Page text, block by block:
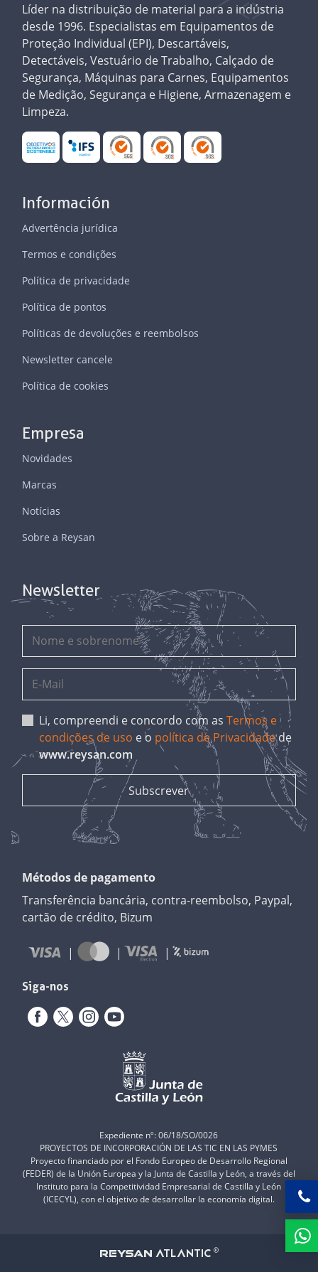
Líder na distribuição de material para a indústria
desde 1996. Especialistas em Equipamentos de
Proteção Individual (EPI), Descartáveis,
Detectáveis, Vestuário de Trabalho, Calçado de
Segurança, Máquinas para Carnes, Equipamentos
de Medição, Segurança e Higiene, Armazenagem e
Limpeza.
Información
Advertência jurídica
Termos e condições
Política de privacidade
Política de pontos
Políticas de devoluções e reembolsos
Newsletter cancele
Política de cookies
Empresa
Novidades
Marcas
Notícias
Sobre a Reysan
Newsletter
Li, compreendi e concordo com asTermos e
condições de uso e o política de Privacidadede
www.reysan.com
Métodos de pagamento
Transferência bancária, contra-reembolso, Paypal,
cartão de crédito, Bizum
Siga-nos
Expediente nº: 06/18/SO/0026
PROYECTOS DE INCORPORACIÓN DE LAS TIC EN LAS PYMES
Proyecto financiado por el Fondo Europeo de Desarrollo Regional
(FEDER) de la Unión Europea y la Junta de Castilla y León, a través del
Instituto para la Competitividad Empresarial de Castilla y León
(ICECYL), con el objetivo de desarrollar la economía digital.
REYSAN ATLANTIC ®